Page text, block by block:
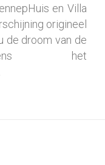
en Villa
origineel
de droom van de
het